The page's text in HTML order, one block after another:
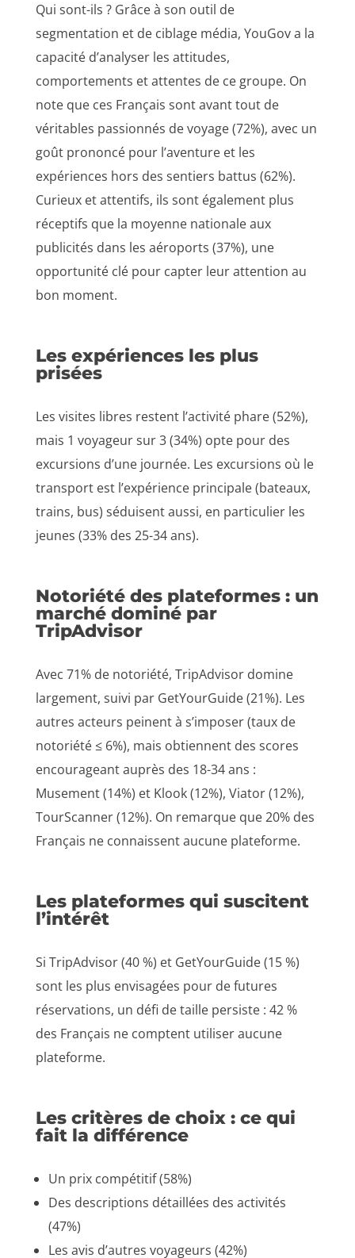
Qui sont-ils ? Grâce à son outil de
segmentation et de ciblage média, YouGov a la
capacité d’analyser les attitudes,
comportements et attentes de ce groupe. On
note que ces Français sont avant tout de
véritables passionnés de voyage (72%), avec un
goût prononcé pour l’aventure et les
expériences hors des sentiers battus (62%).
Curieux et attentifs, ils sont également plus
réceptifs que la moyenne nationale aux
publicités dans les aéroports (37%), une
opportunité clé pour capter leur attention au
bon moment.
Les expériences les plus
prisées
Les visites libres restent l’activité phare (52%),
mais 1 voyageur sur 3 (34%) opte pour des
excursions d’une journée. Les excursions où le
transport est l’expérience principale (bateaux,
trains, bus) séduisent aussi, en particulier les
jeunes (33% des 25-34 ans).
Notoriété des plateformes : un
marché dominé par
TripAdvisor
Avec 71% de notoriété, TripAdvisor domine
largement, suivi par GetYourGuide (21%). Les
autres acteurs peinent à s’imposer (taux de
notoriété ≤ 6%), mais obtiennent des scores
encourageant auprès des 18-34 ans :
Musement (14%) et Klook (12%), Viator (12%),
TourScanner (12%). On remarque que 20% des
Français ne connaissent aucune plateforme.
Les plateformes qui suscitent
l’intérêt
Si TripAdvisor (40 %) et GetYourGuide (15 %)
sont les plus envisagées pour de futures
réservations, un défi de taille persiste : 42 %
des Français ne comptent utiliser aucune
plateforme.
Les critères de choix : ce qui
fait la différence
Un prix compétitif (58%)
Des descriptions détaillées des activités
(47%)
Les avis d’autres voyageurs (42%)